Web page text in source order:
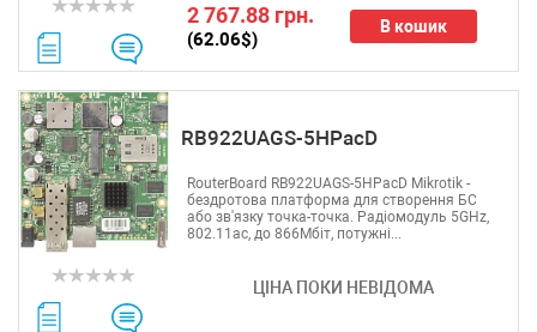
2 767.88 грн.
(62.06$)
В кошик
RB922UAGS-5HPacD
ЦІНА ПОКИ НЕВІДОМА
RouterBoard RB922UAGS-5HPacD Mikrotik -
бездротова платформа для створення БС
або зв'язку точка-точка. Радіомодуль 5GHz,
802.11ac, до 866Мбіт, потужні...